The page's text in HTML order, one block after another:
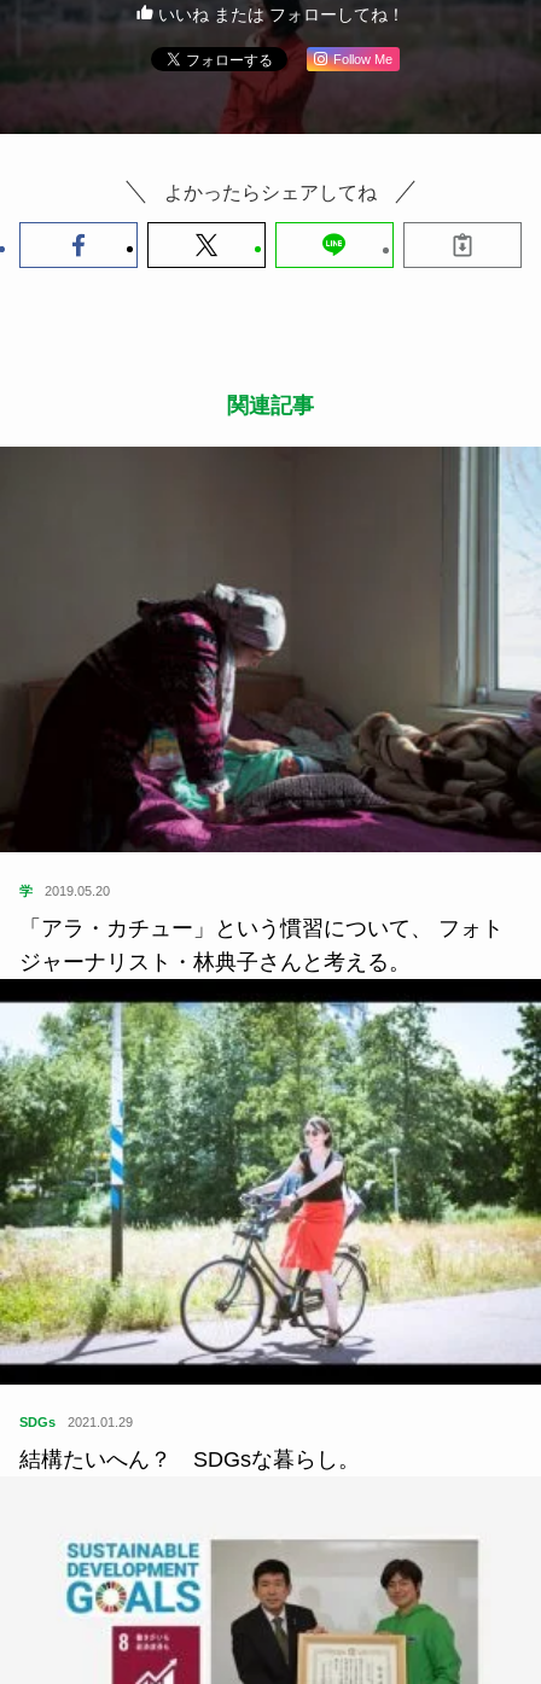
いいね または フォローしてね！
Follow Me
よかったらシェアしてね
関連記事
学 2019.05.20
「アラ・カチュー」という慣習について、 フォト
ジャーナリスト・林典子さんと考える。
SDGs 2021.01.29
結構たいへん？ SDGsな暮らし。